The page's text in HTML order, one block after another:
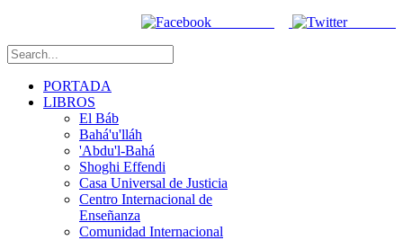
PORTADA
LIBROS
El Báb
Bahá'u'lláh
'Abdu'l-Bahá
Shoghi Effendi
Casa Universal de Justicia
Centro Internacional de
Enseñanza
Comunidad Internacional